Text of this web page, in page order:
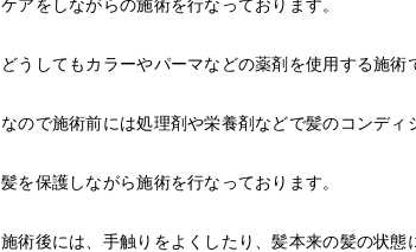
ケアをしながらの施術を行なっております。
どうしてもカラーやパーマなどの薬剤を使用する施術
なので施術前には処理剤や栄養剤などで髪のコンディ
髪を保護しながら施術を行なっております。
施術後には、手触りをよくしたり、髪本来の髪の状態